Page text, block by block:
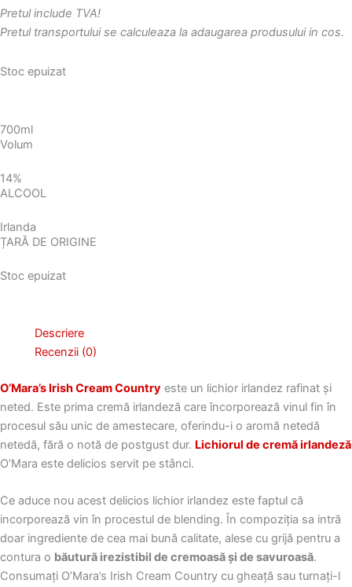
Pretul include TVA!
Pretul transportului se calculeaza la adaugarea produsului in cos.
Stoc epuizat
700ml
Volum
14%
ALCOOL
Irlanda
ȚARĂ DE ORIGINE
Stoc epuizat
Descriere
Recenzii (0)
O’Mara’s Irish Cream Country este un lichior irlandez rafinat și
neted. Este prima cremă irlandeză care încorporează vinul fin în
procesul său unic de amestecare, oferindu-i o aromă netedă
netedă, fără o notă de postgust dur. Lichiorul de cremă irlandeză
O’Mara este delicios servit pe stânci.
Ce aduce nou acest delicios lichior irlandez este faptul că
incorporează vin în procestul de blending. În compoziţia sa intră
doar ingrediente de cea mai bună calitate, alese cu grijă pentru a
contura o băutură irezistibil de cremoasă şi de savuroasă.
Consumaţi O’Mara’s Irish Cream Country cu gheaţă sau turnaţi-l